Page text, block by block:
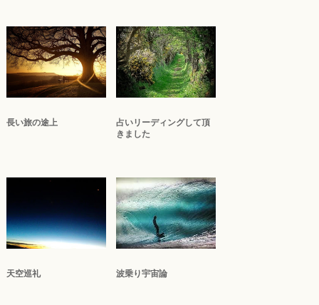
長い旅の途上
占いリーディングして頂
きました
天空巡礼 波乗り宇宙論